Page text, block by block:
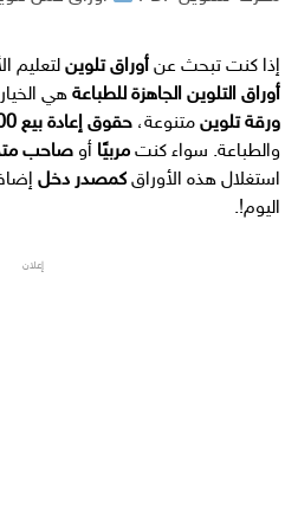
إذا كنت تبحث عن أوراق تلوين لتعليم
أوراق التلوين الجاهزة للطباعة هي
ورقة تلوين متنوعة، حقوق إعادة بيع 100%
والطباعة. سواء كنت مربيًا أو صاحب
استغلال هذه الأوراق كمصدر دخل
اليوم!.
إعلان